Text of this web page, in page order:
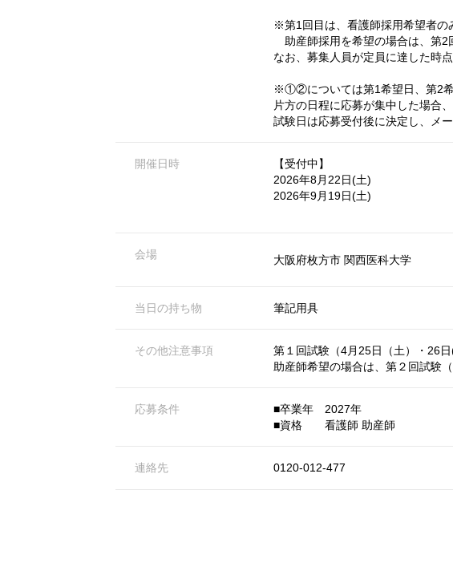
※第1回目は、看護師採用希望者の
助産師採用を希望の場合は、第2
なお、募集人員が定員に達した時
※①②については第1希望日、第2希
片方の日程に応募が集中した場合
試験日は応募受付後に決定し、メ
開催日時
【受付中】
2026年8月22日(土)
2026年9月19日(土)
会場 大阪府枚方市 関西医科大学
当日の持ち物 筆記用具
その他注意事項
第１回試験（4月25日（土）・26
助産師希望の場合は、第２回試験
応募条件
■卒業年 2027年
■資格 看護師 助産師
連絡先 0120-012-477